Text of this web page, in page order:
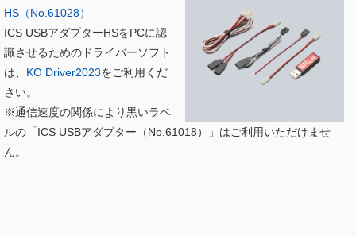
HS（No.61028）
ICS USBアダプターHSをPCに認
識させるためのドライバーソフト
は、 KO Driver2023をご利用くだ
さい。
※通信速度の関係により黒いラベ
ルの「ICS USBアダプター（No.61018）」はご利用いただけませ
ん。